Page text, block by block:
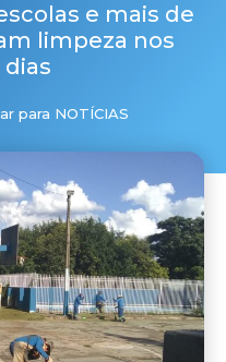
e mais de
limpeza nos
para NOTÍCIAS